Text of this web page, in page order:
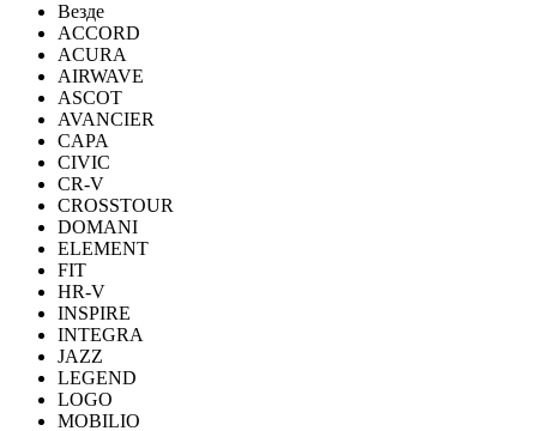
Везде
ACCORD
ACURA
AIRWAVE
ASCOT
AVANCIER
CAPA
CIVIC
CR-V
CROSSTOUR
DOMANI
ELEMENT
FIT
HR-V
INSPIRE
INTEGRA
JAZZ
LEGEND
LOGO
MOBILIO